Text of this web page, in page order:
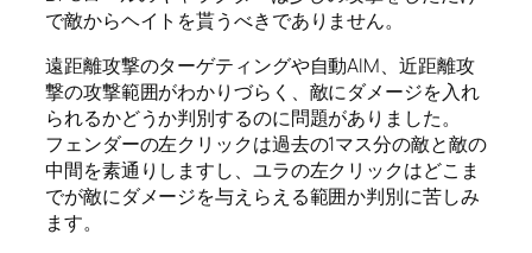
で敵からヘイトを貰うべきでありません。
遠距離攻撃のターゲティングや自動AIM、近距離攻
撃の攻撃範囲がわかりづらく、敵にダメージを入れ
られるかどうか判別するのに問題がありました。
フェンダーの左クリックは過去の1マス分の敵と敵の
中間を素通りしますし、ユラの左クリックはどこま
でが敵にダメージを与えらえる範囲か判別に苦しみ
ます。